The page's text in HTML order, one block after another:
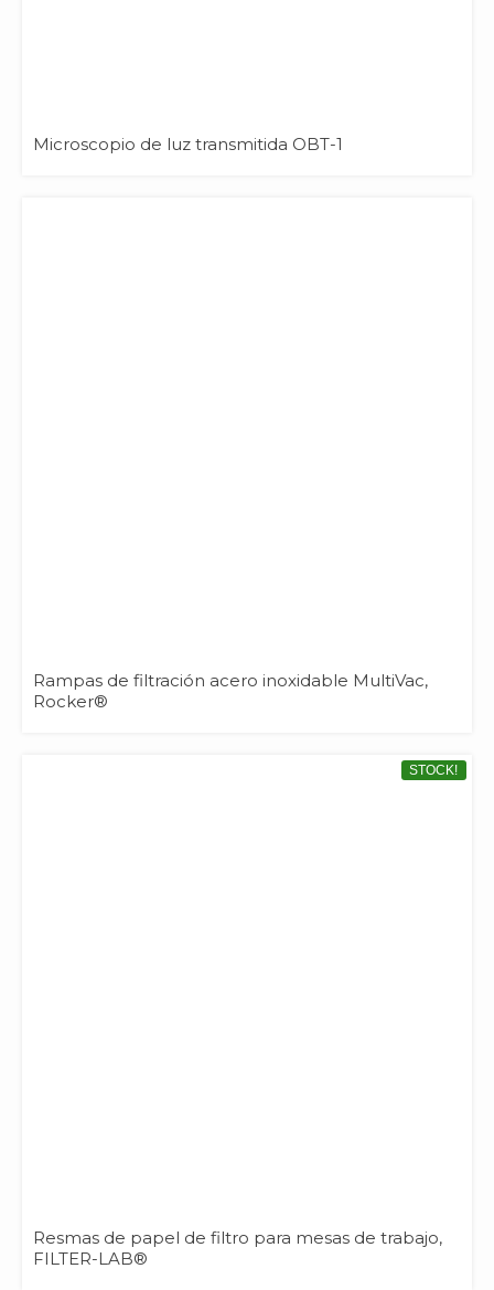
Microscopio de luz transmitida OBT-1
Rampas de filtración acero inoxidable MultiVac,
Rocker®
STOCK!
Resmas de papel de filtro para mesas de trabajo,
FILTER-LAB®